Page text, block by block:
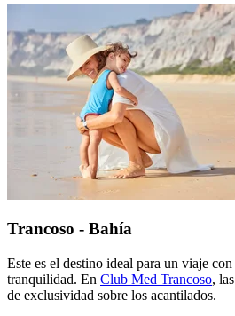
Trancoso - Bahía
Este es el destino ideal para un viaje
tranquilidad. En Club Med Trancoso,
de exclusividad sobre los acantilados.